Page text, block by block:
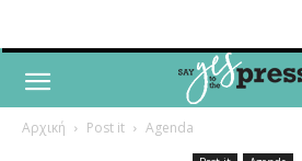
Αρχική Post it Agenda